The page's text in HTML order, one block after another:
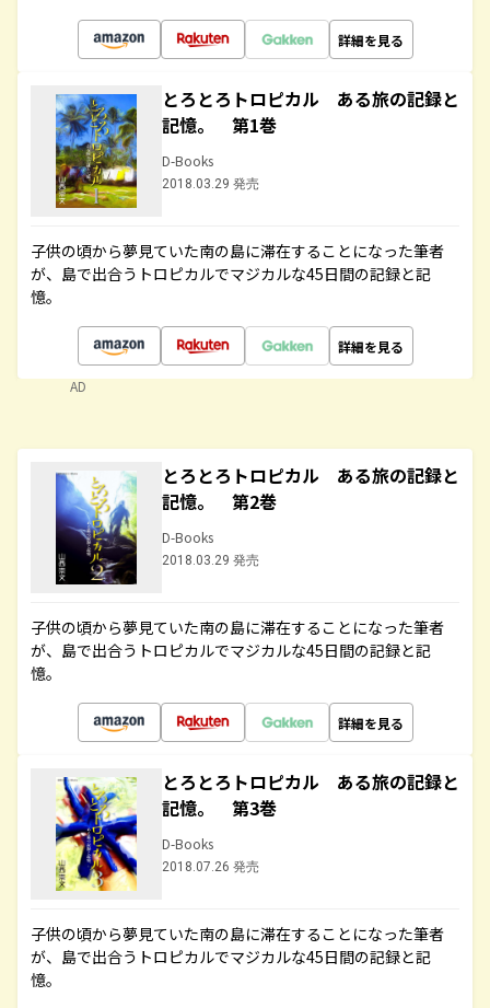
詳細を見る
とろとろトロピカル ある旅の記録と
記憶。 第1巻
D-Books
2018.03.29 発売
子供の頃から夢見ていた南の島に滞在することになった筆者
が、島で出合うトロピカルでマジカルな45日間の記録と記
憶。
詳細を見る
AD
とろとろトロピカル ある旅の記録と
記憶。 第2巻
D-Books
2018.03.29 発売
子供の頃から夢見ていた南の島に滞在することになった筆者
が、島で出合うトロピカルでマジカルな45日間の記録と記
憶。
詳細を見る
とろとろトロピカル ある旅の記録と
記憶。 第3巻
D-Books
2018.07.26 発売
子供の頃から夢見ていた南の島に滞在することになった筆者
が、島で出合うトロピカルでマジカルな45日間の記録と記
憶。